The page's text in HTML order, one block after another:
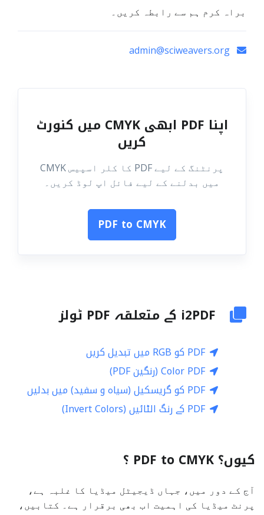
براہ کرم ہم سے رابطہ کریں۔
اپنا PDF ابھی CMYK میں کنورٹ
کریں
پرنٹنگ کے لیے PDF کا کلر اسپیس CMYK
میں بدلنے کے لیے فائل اپ لوڈ کریں۔
PDF to CMYK
i2PDF کے متعلقہ PDF ٹولز
PDF کو RGB میں تبدیل کریں
Color PDF (رنگین PDF)
PDF کو گریسکیل (سیاہ و سفید) میں بدلیں
PDF کے رنگ الٹائیں (Invert Colors)
کیوں؟ PDF to CMYK ؟
آج کے دور میں، جہاں ڈیجیٹل میڈیا کا غلبہ ہے،
پرنٹ میڈیا کی اہمیت اب بھی برقرار ہے۔ کتابیں،